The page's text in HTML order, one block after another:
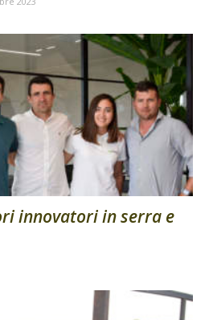
innovatori in serra e